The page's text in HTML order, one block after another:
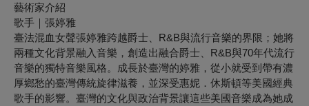
藝術家介紹
歌手｜張婷雅
臺法混血女聲張婷雅跨越爵士、R&B與流行音樂的界限；她將
兩種文化背景融入音樂，創造出融合爵士、R&B與70年代流行
音樂的獨特音樂風格。成長於臺灣的婷雅，從小就受到帶有濃
厚鄉愁的臺灣傳統旋律滋養，並深受惠妮．休斯頓等美國經典
歌手的影響。臺灣的文化與政治背景讓這些美國音樂成為她成